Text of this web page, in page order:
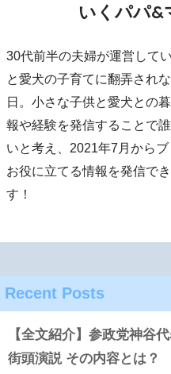
いくパパ&
30代前半の夫婦が運営して
と愛犬の子育てに翻弄され
日。小さな子供と愛犬との
報や経験を発信することで
いと考え、2021年7月からブ
お役に立てる情報を発信で
す！
Recent Posts
【全文紹介】参政党神谷
街頭演説 その内容とは？